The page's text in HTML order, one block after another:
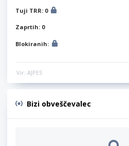
Tuji TRR: 0
Zaprtih: 0
Blokiranih:
Vir: AJPES
Bizi obveščevalec